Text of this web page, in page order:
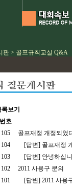
판 > 골프규칙교실 Q&A
보기
번호
105
골프재정 개정되었
104
[답변] 골프재정
103
[답변] 안녕하십
102
2011 사용구 문의
101
[답변] 2011 사용